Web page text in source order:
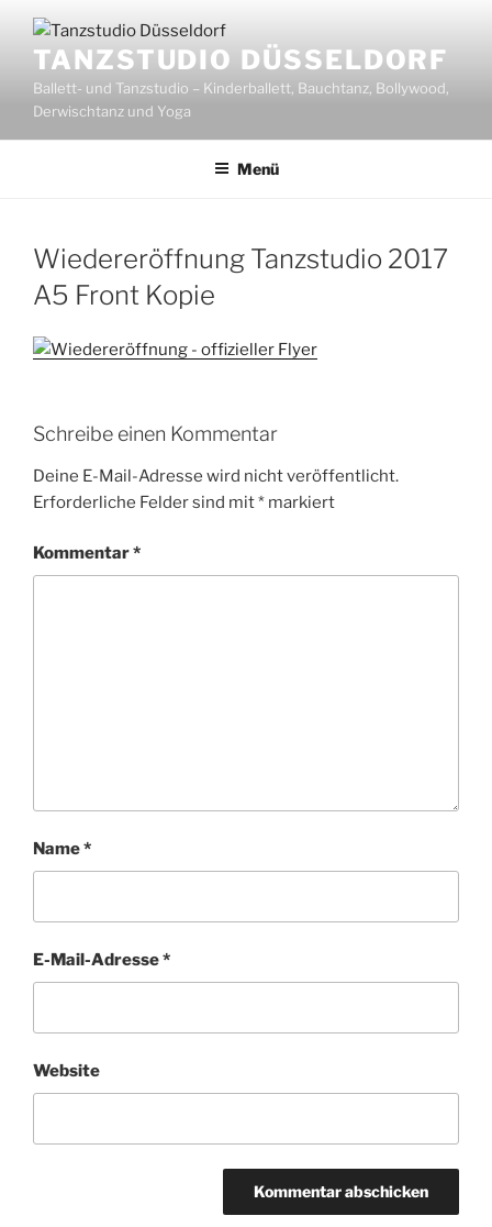
Inhalt
springenTANZSTUDIO DÜSSELDORF
Ballett- und Tanzstudio – Kinderballett, Bauchtanz, Bollywood,
Derwischtanz und Yoga
Menü
Wiedereröffnung Tanzstudio 2017
A5 Front Kopie
Schreibe einen Kommentar
Deine E-Mail-Adresse wird nicht veröffentlicht.
Erforderliche Felder sind mit* markiert
Kommentar*
Name*
E-Mail-Adresse*
Website